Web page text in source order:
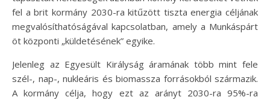
fel a brit kormány 2030-ra kitűzött tiszta energia céljának
megvalósíthatóságával kapcsolatban, amely a Munkáspárt
öt központi „küldetésének” egyike.
Jelenleg az Egyesült Királyság áramának több mint fele
szél-, nap-, nukleáris és biomassza forrásokból származik.
A kormány célja, hogy ezt az arányt 2030-ra 95%-ra